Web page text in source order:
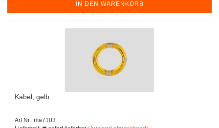
IN DEN WARENKORB
Kabel, gelb
Art.Nr.: mä7103